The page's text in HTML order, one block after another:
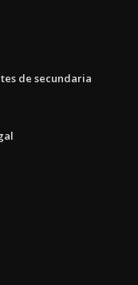
de secundaria